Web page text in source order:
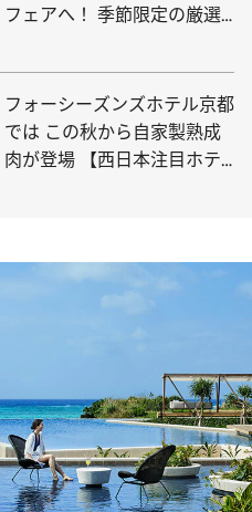
フェアへ！ 季節限定の厳選
フォーシーズンズホテル京都
では この秋から自家製熟成
肉が登場 【西日本注目ホテ